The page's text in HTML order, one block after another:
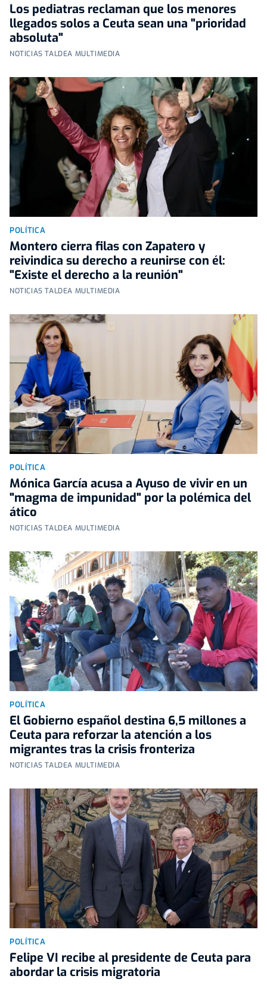
Los pediatras reclaman que los menores
llegados solos a Ceuta sean una "prioridad
absoluta"
NOTICIAS TALDEA MULTIMEDIA
POLÍTICA
Montero cierra filas con Zapatero y
reivindica su derecho a reunirse con él:
"Existe el derecho a la reunión"
NOTICIAS TALDEA MULTIMEDIA
POLÍTICA
Mónica García acusa a Ayuso de vivir en un
"magma de impunidad" por la polémica del
ático
NOTICIAS TALDEA MULTIMEDIA
POLÍTICA
El Gobierno español destina 6,5 millones a
Ceuta para reforzar la atención a los
migrantes tras la crisis fronteriza
NOTICIAS TALDEA MULTIMEDIA
POLÍTICA
Felipe VI recibe al presidente de Ceuta para
abordar la crisis migratoria